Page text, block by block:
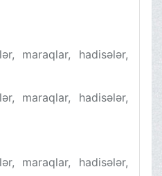
maraqlar, hadisələr,
maraqlar, hadisələr,
maraqlar, hadisələr,